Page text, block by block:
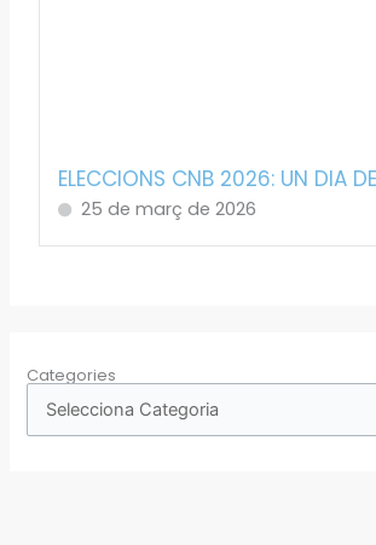
ELECCIONS CNB 2026: UN DIA
25 de març de 2026
Categories